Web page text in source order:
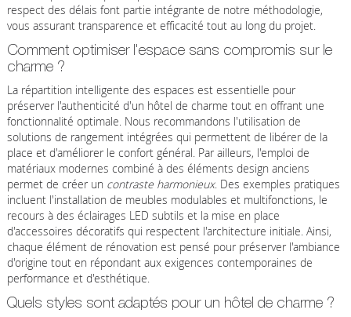
respect des délais font partie intégrante de notre méthodologie,
vous assurant transparence et efficacité tout au long du projet.
Comment optimiser l'espace sans compromis sur le
charme ?
La répartition intelligente des espaces est essentielle pour
préserver l'authenticité d'un hôtel de charme tout en offrant une
fonctionnalité optimale. Nous recommandons l'utilisation de
solutions de rangement intégrées qui permettent de libérer de la
place et d'améliorer le confort général. Par ailleurs, l'emploi de
matériaux modernes combiné à des éléments design anciens
permet de créer un contraste harmonieux. Des exemples pratiques
incluent l'installation de meubles modulables et multifonctions, le
recours à des éclairages LED subtils et la mise en place
d'accessoires décoratifs qui respectent l'architecture initiale. Ainsi,
chaque élément de rénovation est pensé pour préserver l'ambiance
d'origine tout en répondant aux exigences contemporaines de
performance et d'esthétique.
Quels styles sont adaptés pour un hôtel de charme ?